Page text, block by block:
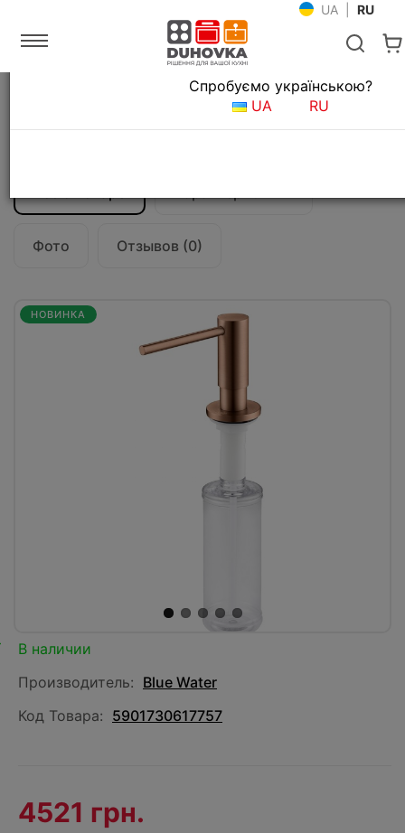
UA RU
Мойки и смесители
Дозатор Blue Water ALFA Медь матовая
Фото Отзывов (0)
Язык магазина
Спробуємо українською?
UA
RU
НОВИНКА
В наличии
Производитель: Blue Water
Код Товара: 5901730617757
4521 грн.